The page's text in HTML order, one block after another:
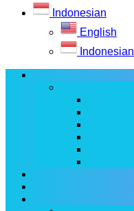
Indonesian
English
Indonesian